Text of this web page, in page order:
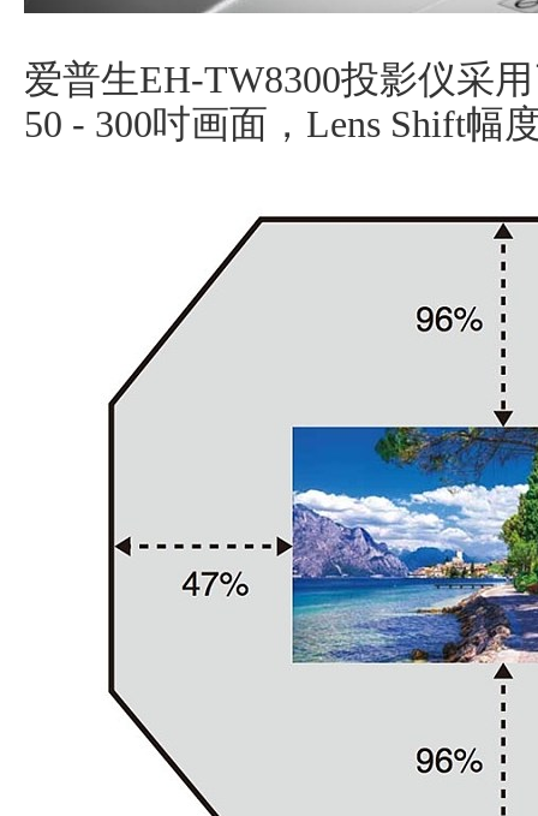
爱普生EH-TW8300投影仪采
50 - 300吋画面，Lens Shift幅